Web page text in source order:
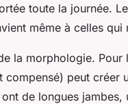
toute la journée.
même à celles qui
la morphologie.
compensé) peut créer
de longues